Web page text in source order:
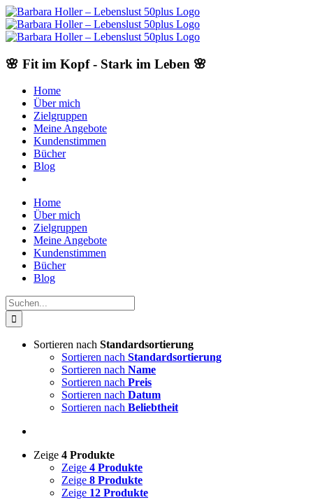
Skip
to
content
🌸 Fit im Kopf - Stark im Leben 🌸
Home
Über mich
Zielgruppen
Meine Angebote
Kundenstimmen
Bücher
Blog
Home
Über mich
Zielgruppen
Meine Angebote
Kundenstimmen
Bücher
Blog
Suche
nach:
Sortieren nach Standardsortierung
Sortieren nach Standardsortierung
Sortieren nach Name
Sortieren nach Preis
Sortieren nach Datum
Sortieren nach Beliebtheit
Zeige 4 Produkte
Zeige 4 Produkte
Zeige 8 Produkte
Zeige 12 Produkte